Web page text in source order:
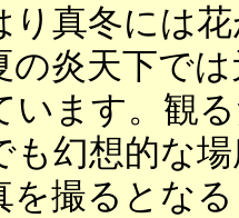
真冬には花
の炎天下で
います。観
も幻想的な
を撮るとな